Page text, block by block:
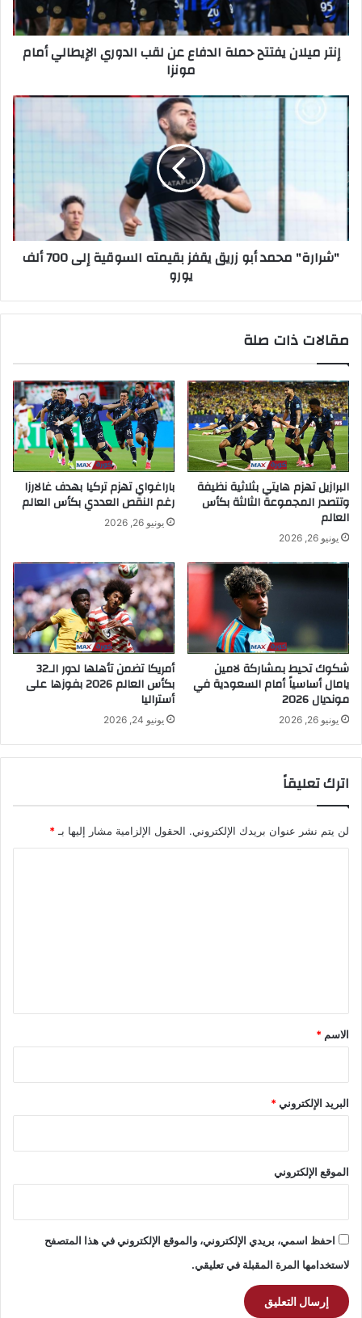
إنتر ميلان يفتتح حملة الدفاع عن لقب الدوري الإيطالي أمام
مونزا
"شرارة" محمد أبو زريق يقفز بقيمته السوقية إلى 700 ألف
يورو
مقالات ذات صلة
البرازيل تهزم هايتي بثلاثية نظيفة
وتتصدر المجموعة الثالثة بكأس
العالم
يونيو 26, 2026
باراغواي تهزم تركيا بهدف غالارزا
رغم النقص العددي بكأس العالم
يونيو 26, 2026
شكوك تحيط بمشاركة لامين
يامال أساسياً أمام السعودية في
مونديال 2026
يونيو 26, 2026
أمريكا تضمن تأهلها لدور الـ32
بكأس العالم 2026 بفوزها على
أستراليا
يونيو 24, 2026
اترك تعليقاً
لن يتم نشر عنوان بريدك الإلكتروني. الحقول الإلزامية مشار إليها بـ *
*
الاسم *
البريد الإلكتروني*
الموقع الإلكتروني
احفظ اسمي، بريدي الإلكتروني، والموقع الإلكتروني في هذا المتصفح
لاستخدامها المرة المقبلة في تعليقي.